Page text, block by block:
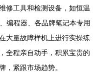
修工具和检测设备，如恒温
编程器、各品牌笔记本专用
大量故障样机上进行实操练
全程亲自动手，积累宝贵的
，紧跟市场趋势。